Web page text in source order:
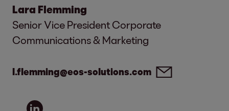
Lara Flemming
Senior Vice President Corporate
Communications & Marketing
l.flemming@eos-solutions.com